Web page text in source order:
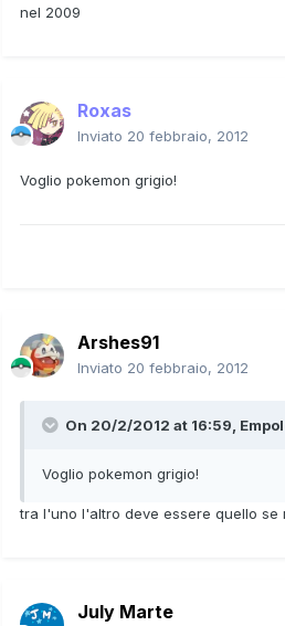
nel 2009
Roxas
Inviato 20 febbraio, 2012
Voglio pokemon grigio!
Arshes91
Inviato 20 febbraio, 2012
On 20/2/2012 at 16:59,
Voglio pokemon grigio!
tra l'uno l'altro deve essere quello se
July Marte